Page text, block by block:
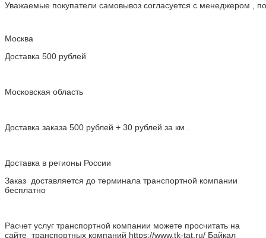
Уважаемые покупатели самовывоз согласуется с менеджером ,
Москва
Доставка 500 рублей
Московская область
Доставка заказа 500 рублей + 30 рублей за км .
Доставка в регионы России
Заказ доставляется до терминала транспортной компании
бесплатно
Расчет услуг транспортной компании можете просчитать на
сайте транспортных компаний https://www.tk-tat.ru/ Байкал